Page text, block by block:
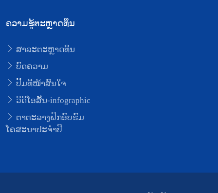
ຄວາມຮູ້ຕະຫຼາດທຶນ
ສາລະຕະຫຼາດທຶນ
ບົດຄວາມ
ປຶ້ມທີ່ໜ້າສົນໃຈ
ວີດີໂອສັ້ນ-infographic
ຕາຕະລາງຝຶກອົບຮົມ
ໂຄສະນາປະຈຳປີ